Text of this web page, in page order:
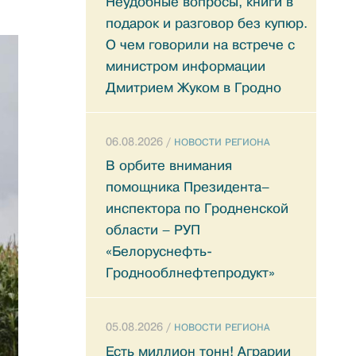
подарок и разговор без купюр.
О чем говорили на встрече с
министром информации
Дмитрием Жуком в Гродно
06.08.2026 / НОВОСТИ РЕГИОНА
В орбите внимания
помощника Президента–
инспектора по Гродненской
области – РУП
«Белоруснефть-
Гроднооблнефтепродукт»
05.08.2026 / НОВОСТИ РЕГИОНА
Есть миллион тонн! Аграрии